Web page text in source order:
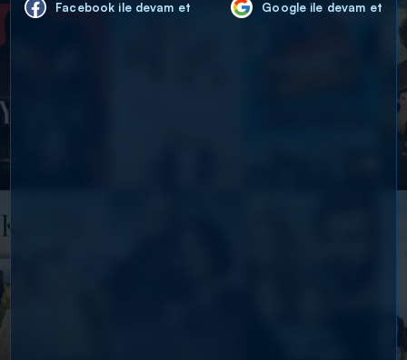
Facebook ile devam et Google ile devam et